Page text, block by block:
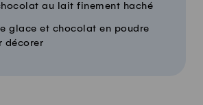
au lait finement haché
glace et chocolat en poudre
décorer